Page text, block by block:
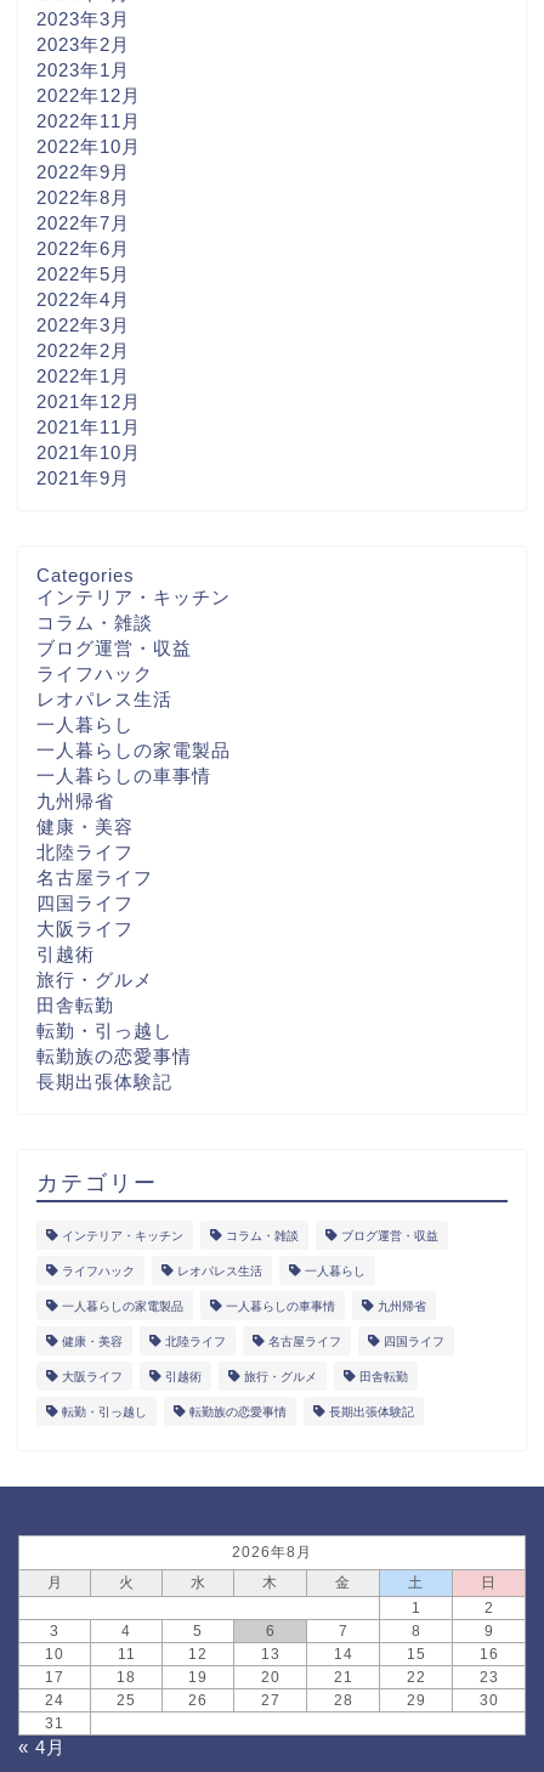
2023年3月
2023年2月
2023年1月
2022年12月
2022年11月
2022年10月
2022年9月
2022年8月
2022年7月
2022年6月
2022年5月
2022年4月
2022年3月
2022年2月
2022年1月
2021年12月
2021年11月
2021年10月
2021年9月
Categories
インテリア・キッチン
コラム・雑談
ブログ運営・収益
ライフハック
レオパレス生活
一人暮らし
一人暮らしの家電製品
一人暮らしの車事情
九州帰省
健康・美容
北陸ライフ
名古屋ライフ
四国ライフ
大阪ライフ
引越術
旅行・グルメ
田舎転勤
転勤・引っ越し
転勤族の恋愛事情
長期出張体験記
カテゴリー
インテリア・キッチン コラム・雑談 ブログ運営・収益
ライフハック レオパレス生活 一人暮らし
一人暮らしの家電製品 一人暮らしの車事情 九州帰省
健康・美容 北陸ライフ 名古屋ライフ 四国ライフ
大阪ライフ 引越術 旅行・グルメ 田舎転勤
転勤・引っ越し 転勤族の恋愛事情 長期出張体験記
2026年8月
月
火 水 木 金 土
日
1
2
3
4 5 6 7 8
9
10
11 12 13 14 15
16
17
18 19 20 21 22
23
24
25 26 27 28 29
30
31
« 4月